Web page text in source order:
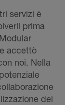
servizi è
prima
accettò
noi. Nella
dei